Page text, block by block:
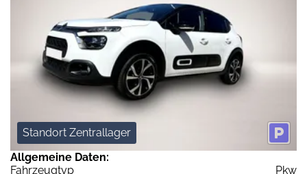
Standort Zentrallager
Allgemeine Daten:
Fahrzeugtyp
Pkw